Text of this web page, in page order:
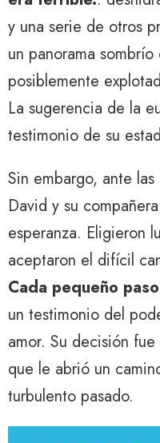
y una serie de otros
un panorama
posiblemente
La sugerencia de la
testimonio de su
Sin embargo, ante
David y su
esperanza. Eligieron
aceptaron el difícil
Cada pequeño
un testimonio del
amor. Su decisión
que le abrió un
turbulento pasado.